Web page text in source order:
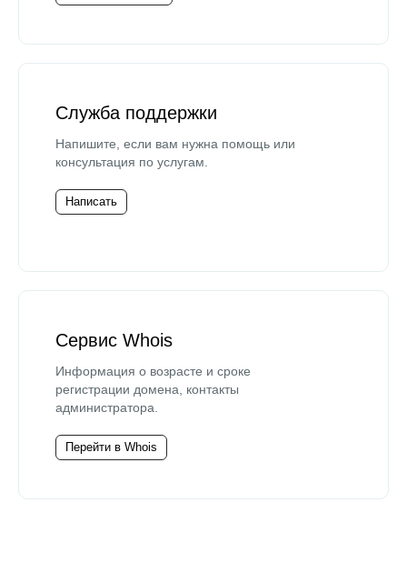
Служба поддержки
Напишите, если вам нужна помощь или
консультация по услугам.
Написать
Сервис Whois
Информация о возрасте и сроке
регистрации домена, контакты
администратора.
Перейти в Whois